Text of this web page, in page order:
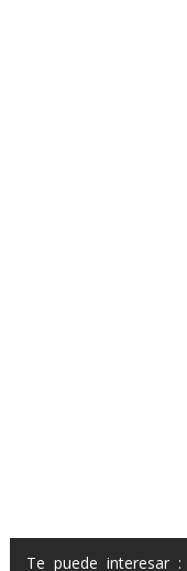
Te puede interesar :